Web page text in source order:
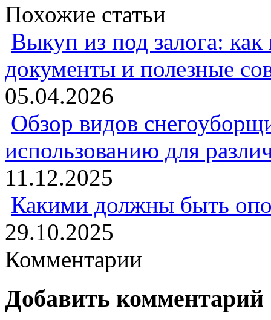
Похожие статьи
Выкуп из под залога:
документы и полезные
05.04.2026
Обзор видов
использованию для
11.12.2025
Какими должны быть
29.10.2025
Комментарии
Добавить комментарий